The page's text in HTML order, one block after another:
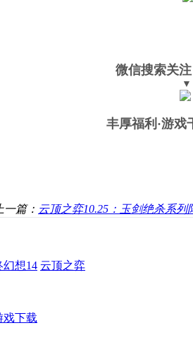
微信搜索关注
▼
丰厚福利 ·游戏
一篇： 云顶之弈10.25：玉剑绝杀系列
幻想14 云顶之弈
戏下载